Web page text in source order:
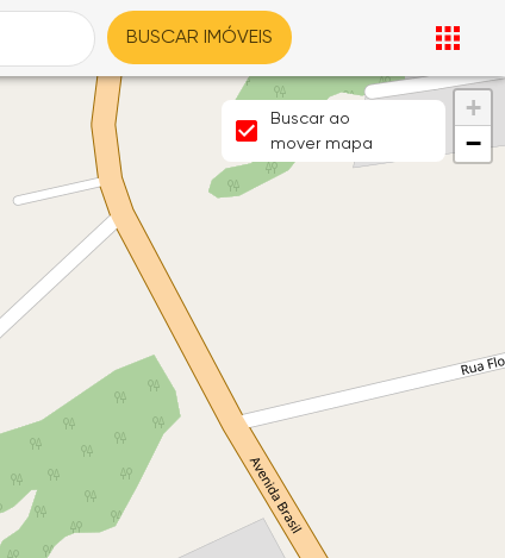
BUSCAR IMÓVEIS
+
−
Buscar ao
mover mapa